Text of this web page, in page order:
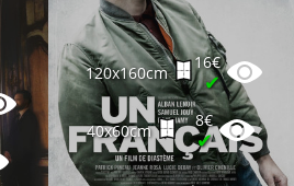
120x160cm
16€
✔
40x60cm
8€
✔